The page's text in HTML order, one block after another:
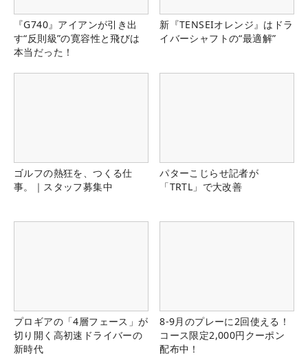
『G740』アイアンが引き出
す“反則級”の寛容性と飛びは
本当だった！
新『TENSEIオレンジ』はドラ
イバーシャフトの“最適解”
ゴルフの熱狂を、つくる仕
事。｜スタッフ募集中
パターこじらせ記者が
「TRTL」で大改善
プロギアの「4層フェース」が
切り開く高初速ドライバーの
新時代
8-9月のプレーに2回使える！
コース限定2,000円クーポン
配布中！